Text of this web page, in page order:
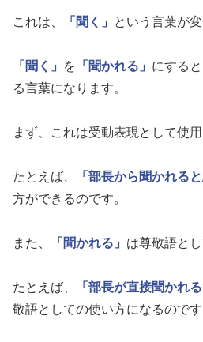
これは、 「聞く」 という言葉が
「聞く」 を 「聞かれる」 にする
る言葉になります。
まず、これは受動表現として使用
たとえば、 「部長から聞かれる
方ができるのです。
また、 「聞かれる」 は尊敬語と
たとえば、 「部長が直接聞かれ
敬語としての使い方になるのです